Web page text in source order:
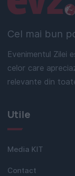
Cel mai bun
Evenimentul Zilei
celor care
relevante din
Utile
Media KIT
Contact